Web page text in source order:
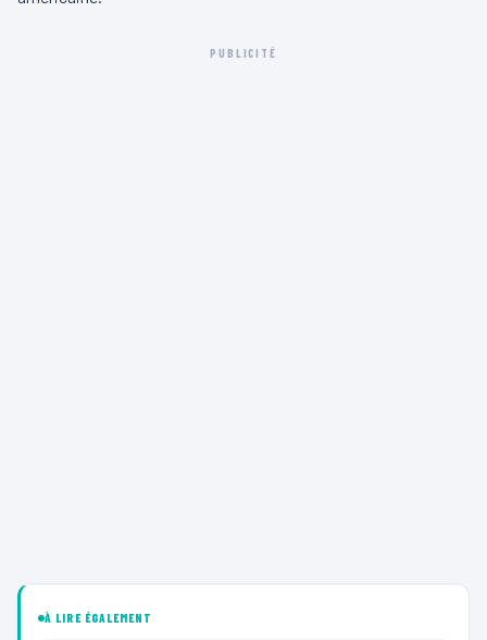
PUBLICITÉ
À LIRE ÉGALEMENT